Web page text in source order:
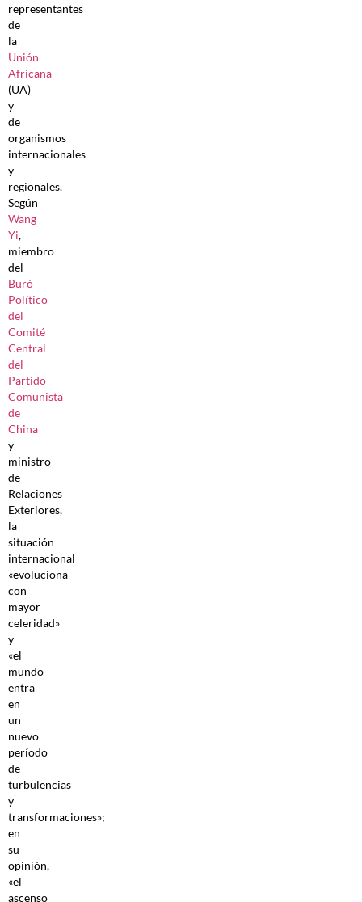
representantes
de
la
Unión
Africana
(UA)
y
de
organismos
internacionales
y
regionales.
Según
Wang
Yi,
miembro
del
Buró
Político
del
Comité
Central
del
Partido
Comunista
de
China
y
ministro
de
Relaciones
Exteriores,
la
situación
internacional
«evoluciona
con
mayor
celeridad»
y
«el
mundo
entra
en
un
nuevo
período
de
turbulencias
y
transformaciones»;
en
su
opinión,
«el
ascenso